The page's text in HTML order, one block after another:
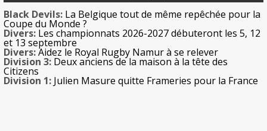
Black Devils: La Belgique tout de même repêchée pour la
Coupe du Monde ?
Divers: Les championnats 2026-2027 débuteront les 5, 12
et 13 septembre
Divers:Aidez le Royal Rugby Namur à se relever
Division 3: Deux anciens de la maison à la tête des
Citizens
Division 1: Julien Masure quitte Frameries pour la France